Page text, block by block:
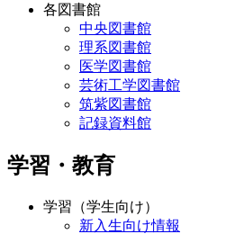
各図書館
中央図書館
理系図書館
医学図書館
芸術工学図書館
筑紫図書館
記録資料館
学習・教育
学習（学生向け）
新入生向け情報